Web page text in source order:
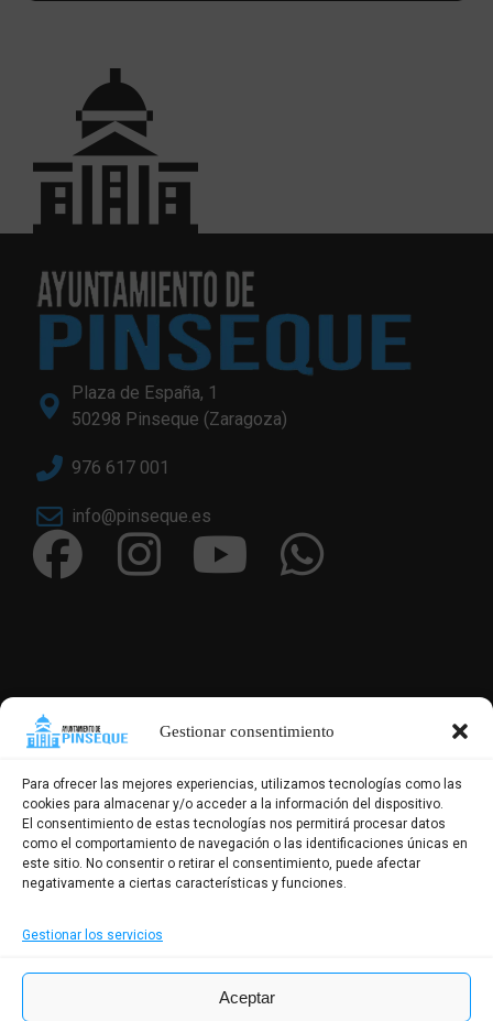
Gestionar consentimiento
Para ofrecer las mejores experiencias, utilizamos tecnologías como las
cookies para almacenar y/o acceder a la información del dispositivo.
El consentimiento de estas tecnologías nos permitirá procesar datos
como el comportamiento de navegación o las identificaciones únicas en
este sitio. No consentir o retirar el consentimiento, puede afectar
negativamente a ciertas características y funciones.
Gestionar los servicios
Aceptar
Plaza de España, 1
50298 Pinseque (Zaragoza)
976 617 001
info@pinseque.es